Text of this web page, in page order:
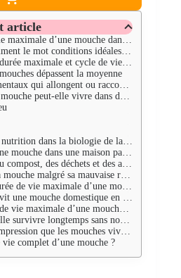
article
d’une mouche dans des conditions idéales
conditions idéales pour une mouche
maximale et cycle de vie complet
dépassent la moyenne
allongent ou raccourcissent la longévité
elle vivre dans des conditions idéales ?
dans la biologie de la mouche
dans une maison par rapport à l’extérieur
des déchets et des asticots
malgré sa mauvaise réputation
de vie maximale d’une mouche
mouche domestique en moyenne ?
d’une mouche dans des conditions idéales ?
longtemps sans nourriture ?
vivent beaucoup plus longtemps dans une maison ?
complet d’une mouche ?